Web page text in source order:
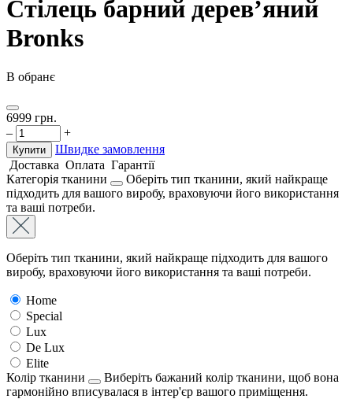
Стілець барний дерев’яний
Bronks
В обранє
6999 грн.
–
+
Купити
Швидке замовлення
Доставка Оплата Гарантії
Категорія тканини
Оберіть тип тканини, який найкраще
підходить для вашого виробу, враховуючи його використання
та ваші потреби.
Оберіть тип тканини, який найкраще підходить для вашого
виробу, враховуючи його використання та ваші потреби.
Home
Special
Lux
De Lux
Elite
Колір тканини
Виберіть бажаний колір тканини, щоб вона
гармонійно вписувалася в інтер'єр вашого приміщення.